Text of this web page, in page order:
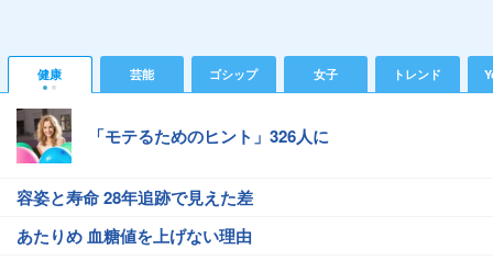
健康 芸能 ゴシップ 女子 トレンド
「モテるためのヒント」326人に
容姿と寿命 28年追跡で見えた差
あたりめ 血糖値を上げない理由